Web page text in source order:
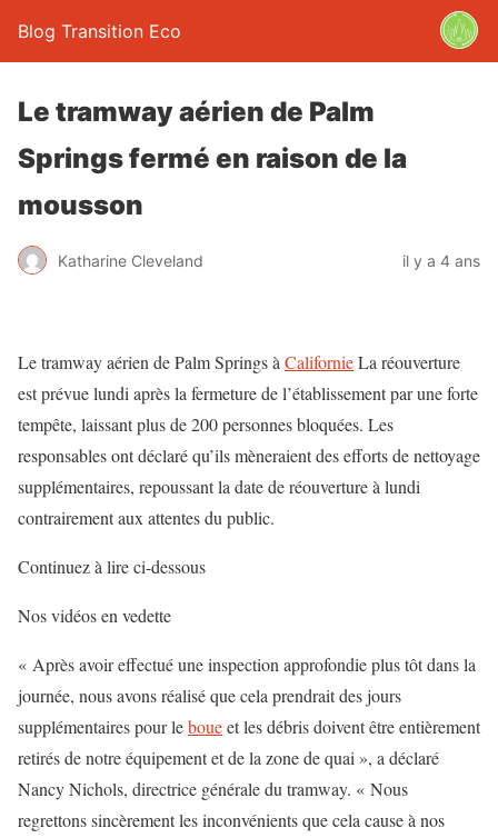
Blog Transition Eco
Le tramway aérien de Palm
Springs fermé en raison de la
mousson
Katharine Cleveland il y a 4 ans
Le tramway aérien de Palm Springs à CalifornieLa réouverture
est prévue lundi après la fermeture de l’établissement par une forte
tempête, laissant plus de 200 personnes bloquées. Les
responsables ont déclaré qu’ils mèneraient des efforts de nettoyage
supplémentaires, repoussant la date de réouverture à lundi
contrairement aux attentes du public.
Continuez à lire ci-dessous
Nos vidéos en vedette
« Après avoir effectué une inspection approfondie plus tôt dans la
journée, nous avons réalisé que cela prendrait des jours
supplémentaires pour leboueet les débris doivent être entièrement
retirés de notre équipement et de la zone de quai », a déclaré
Nancy Nichols, directrice générale du tramway. « Nous
regrettons sincèrement les inconvénients que cela cause à nos